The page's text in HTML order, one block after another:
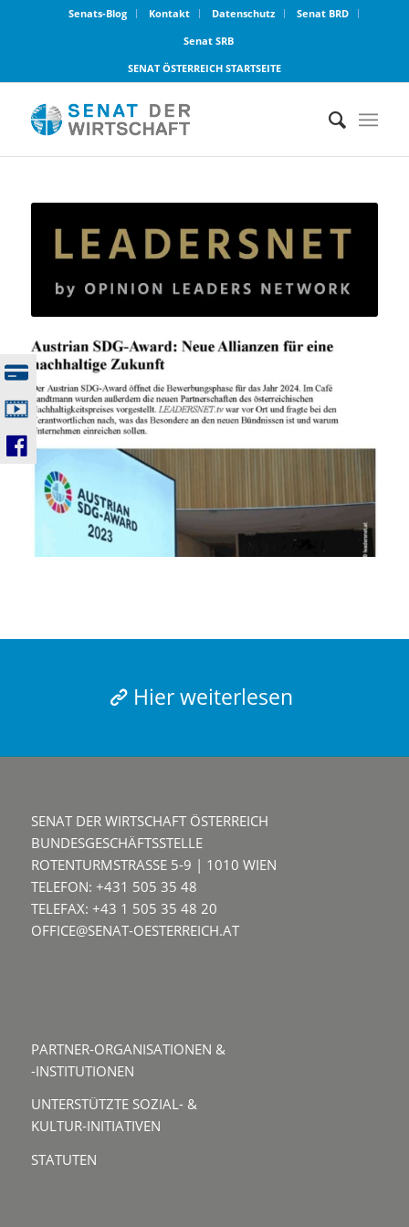
Senats-Blog Kontakt Datenschutz
Senat BRD
Senat SRB
SENAT ÖSTERREICH STARTSEITE
Hier weiterlesen
SENAT DER WIRTSCHAFT ÖSTERREICH
BUNDESGESCHÄFTSSTELLE
ROTENTURMSTRASSE 5-9 | 1010 WIEN
TELEFON: +431 505 35 48
TELEFAX: +43 1 505 35 48 20
OFFICE@SENAT-OESTERREICH.AT
PARTNER-ORGANISATIONEN &
-INSTITUTIONEN
UNTERSTÜTZTE SOZIAL- &
KULTUR-INITIATIVEN
STATUTEN